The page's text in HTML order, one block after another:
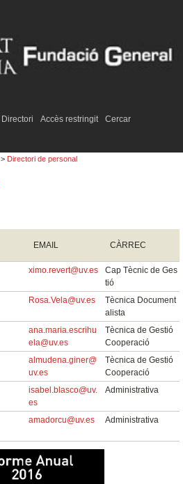
Directori Accès restringit
Cercar
> Directori de personal
EMAIL CÀRREC
ximo.revert@uv.es
Cap Tècnic de Ges
tió
Rosa.Vela@uv.es
Tècnica Document
alista
ana.maria.escrihu
ela@uv.es
Tècnica de Gestió
Cooperació
almudena.giner@
uv.es
Tècnica de Gestió
Cooperació
isabel.blasco@uv.
es
Administrativa
amadorcu@uv.es Administrativa